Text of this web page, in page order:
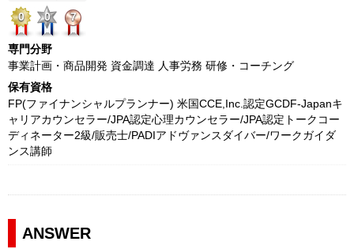
0
0 7
専門分野
事業計画・商品開発 資金調達 人事労務 研修・コーチング
保有資格
FP(ファイナンシャルプランナー) 米国CCE,Inc.認定GCDF-Japanキ
ャリアカウンセラー/JPA認定心理カウンセラー/JPA認定トークコー
ディネーター2級/販売士/PADIアドヴァンスダイバー/ワークガイダ
ンス講師
ANSWER